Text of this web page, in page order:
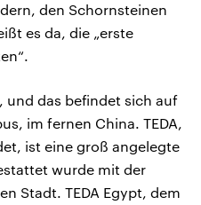
den Schornsteinen
es da, die „erste
und das befindet sich auf
im fernen China. TEDA,
ist eine groß angelegte
wurde mit der
Stadt. TEDA Egypt, dem